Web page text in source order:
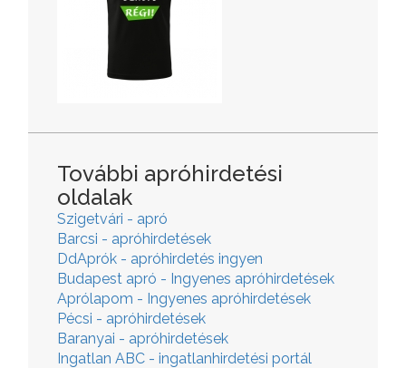
További apróhirdetési
oldalak
Szigetvári - apró
Barcsi - apróhirdetések
DdAprók - apróhirdetés ingyen
Budapest apró - Ingyenes apróhirdetések
Aprólapom - Ingyenes apróhirdetések
Pécsi - apróhirdetések
Baranyai - apróhirdetések
Ingatlan ABC - ingatlanhirdetési portál